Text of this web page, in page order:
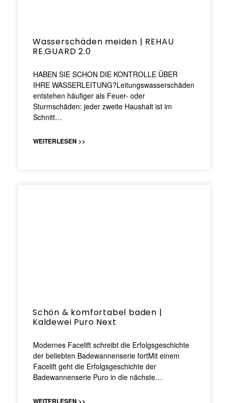
Wasserschäden meiden | REHAU
RE.GUARD 2.0
HABEN SIE SCHON DIE KONTROLLE ÜBER
IHRE WASSERLEITUNG?Leitungswasserschäden
entstehen häufiger als Feuer- oder
Sturmschäden: jeder zweite Haushalt ist im
Schnitt…
WEITERLESEN >>
Schön & komfortabel baden |
Kaldewei Puro Next
Modernes Facelift schreibt die Erfolgsgeschichte
der beliebten Badewannenserie fortMit einem
Facelift geht die Erfolgsgeschichte der
Badewannenserie Puro in die nächste…
WEITERLESEN >>